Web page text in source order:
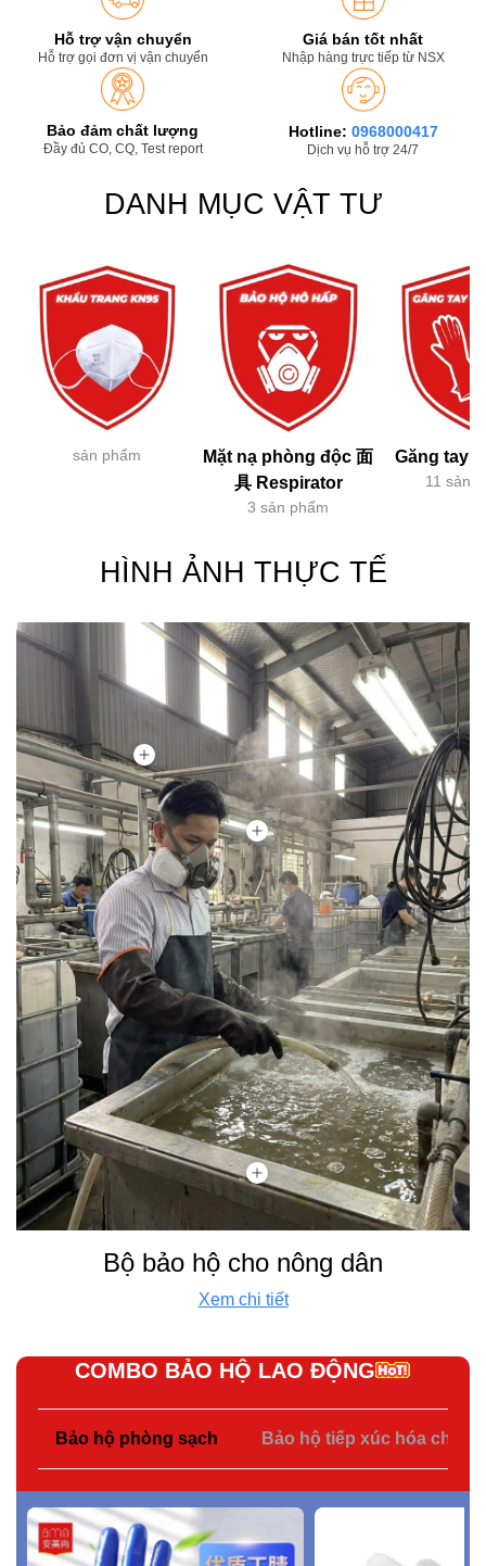
Hỗ trợ vận chuyển
Hỗ trợ gọi đơn vị vận chuyển
Giá bán tốt nhất
Nhập hàng trực tiếp từ NSX
Bảo đảm chất lượng
Đầy đủ CO, CQ, Test report
Hotline: 0968000417
Dịch vụ hỗ trợ 24/7
DANH MỤC VẬT TƯ
sản phẩm
Mặt nạ phòng độc 面
具 Respirator
3 sản phẩm
Găng tay
11 sản
HÌNH ẢNH THỰC TẾ
Bộ bảo hộ cho nông dân
Xem chi tiết
COMBO BẢO HỘ LAO ĐỘNG
Bảo hộ phòng sạch Bảo hộ tiếp xúc hóa chất